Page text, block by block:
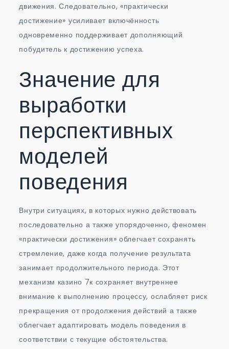
движения. Следовательно, «практически
достижение» усиливает включённость
одновременно поддерживает дополняющий
побудитель к достижению успеха.
Значение для
выработки
перспективных
моделей
поведения
Внутри ситуациях, в которых нужно действовать
последовательно а также упорядоченно, феномен
«практически достижения» облегчает сохранять
стремление, даже когда получение результата
занимает продолжительного периода. Этот
механизм казино 7к сохраняет внутреннее
внимание к выполнению процессу, ослабляет риск
прекращения от продолжения действий а также
облегчает адаптировать модель поведения в
соответствии с текущие обстоятельства.